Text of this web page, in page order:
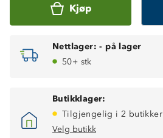
Kjøp
Nettlager: - på lager
50+ stk
Butikklager:
Tilgjengelig i 2 butikker
Velg butikk